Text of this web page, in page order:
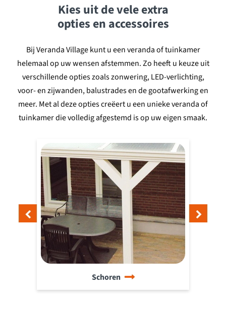
Kies uit de veleextra
opties en accessoires
Bij Veranda Village kunt u een veranda of tuinkamer
helemaal op uw wensen afstemmen. Zo heeft u keuze uit
verschillende opties zoals zonwering, LED-verlichting,
voor- en zijwanden, balustrades en de gootafwerking en
meer. Met al deze opties creëert u een unieke veranda of
tuinkamer die volledig afgestemd is op uw eigen smaak.
LED-Verlichting